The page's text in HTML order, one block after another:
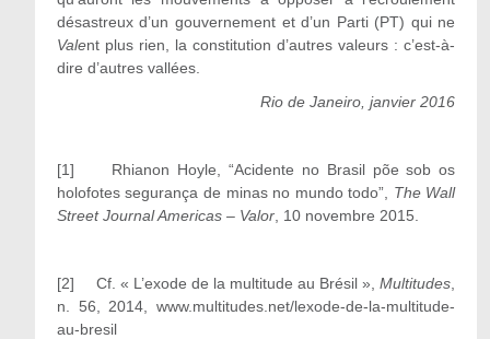
désastreux d’un gouvernement et d’un Parti (PT) qui ne
Valent plus rien, la constitution d’autres valeurs : c’est-à-
dire d’autres vallées.
Rio de Janeiro, janvier 2016
[1] Rhianon Hoyle, “Acidente no Brasil põe sob os
holofotes segurança de minas no mundo todo”, The Wall
Street Journal Americas – Valor, 10 novembre 2015.
[2] Cf. « L’exode de la multitude au Brésil »,Multitudes
n. 56, 2014, www.multitudes.net/lexode-de-la-multitude-
au-bresil